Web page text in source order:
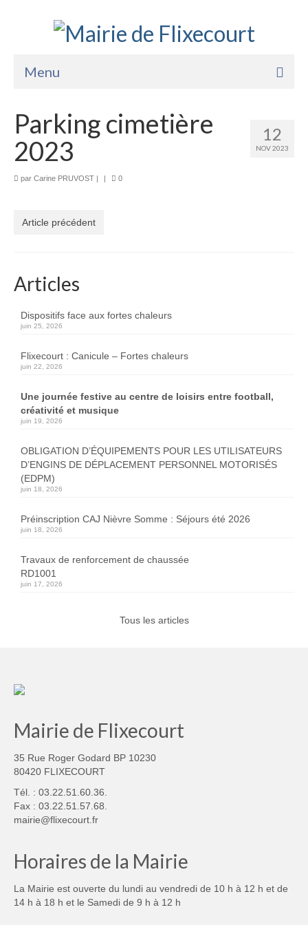
Menu
La Mairie
Vie Pratique
Enfance Jeunesse
12
NOV 2023
Parking cimetière
2023
par Carine PRUVOST | | 0
Article précédent
Articles
Dispositifs face aux fortes chaleurs
juin 25, 2026
Flixecourt : Canicule – Fortes chaleurs
juin 22, 2026
Une journée festive au centre de loisirs entre football,
créativité et musique
juin 19, 2026
OBLIGATION D’ÉQUIPEMENTS POUR LES UTILISATEURS
D’ENGINS DE DÉPLACEMENT PERSONNEL MOTORISÉS
(EDPM)
juin 18, 2026
Préinscription CAJ Nièvre Somme : Séjours été 2026
juin 18, 2026
Travaux de renforcement de chaussée
RD1001
juin 17, 2026
Tous les articles
Mairie de Flixecourt
35 Rue Roger Godard BP 10230
80420 FLIXECOURT
Tél. : 03.22.51.60.36.
Fax : 03.22.51.57.68.
mairie@flixecourt.fr
Horaires de la Mairie
La Mairie est ouverte du lundi au vendredi de 10 h à 12 h et de
14 h à 18 h et le Samedi de 9 h à 12 h